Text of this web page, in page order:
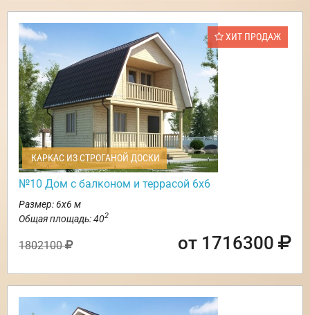
ХИТ ПРОДАЖ
КАРКАС ИЗ СТРОГАНОЙ ДОСКИ
№10 Дом с балконом и террасой 6х6
Размер: 6х6 м
Общая площадь: 402
1802100 от 1716300